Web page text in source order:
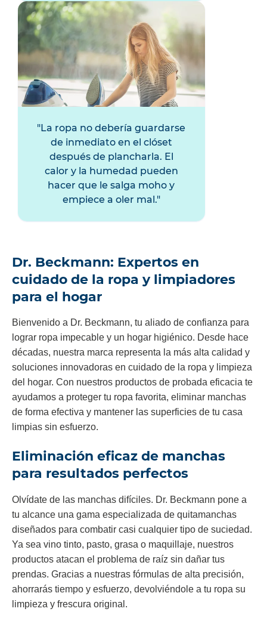
La ropa no debería guardarse
de inmediato en el clóset
después de plancharla. El
calor y la humedad pueden
hacer que le salga moho y
empiece a oler mal.
Dr. Beckmann: Expertos en
cuidado de la ropa y limpiadores
para el hogar
Bienvenido a Dr. Beckmann, tu aliado de confianza para
lograr ropa impecable y un hogar higiénico. Desde hace
décadas, nuestra marca representa la más alta calidad y
soluciones innovadoras en cuidado de la ropa y limpieza
del hogar. Con nuestros productos de probada eficacia te
ayudamos a proteger tu ropa favorita, eliminar manchas
de forma efectiva y mantener las superficies de tu casa
limpias sin esfuerzo.
Eliminación eficaz de manchas
para resultados perfectos
Olvídate de las manchas difíciles. Dr. Beckmann pone a
tu alcance una gama especializada de quitamanchas
diseñados para combatir casi cualquier tipo de suciedad.
Ya sea vino tinto, pasto, grasa o maquillaje, nuestros
productos atacan el problema de raíz sin dañar tus
prendas. Gracias a nuestras fórmulas de alta precisión,
ahorrarás tiempo y esfuerzo, devolviéndole a tu ropa su
limpieza y frescura original.